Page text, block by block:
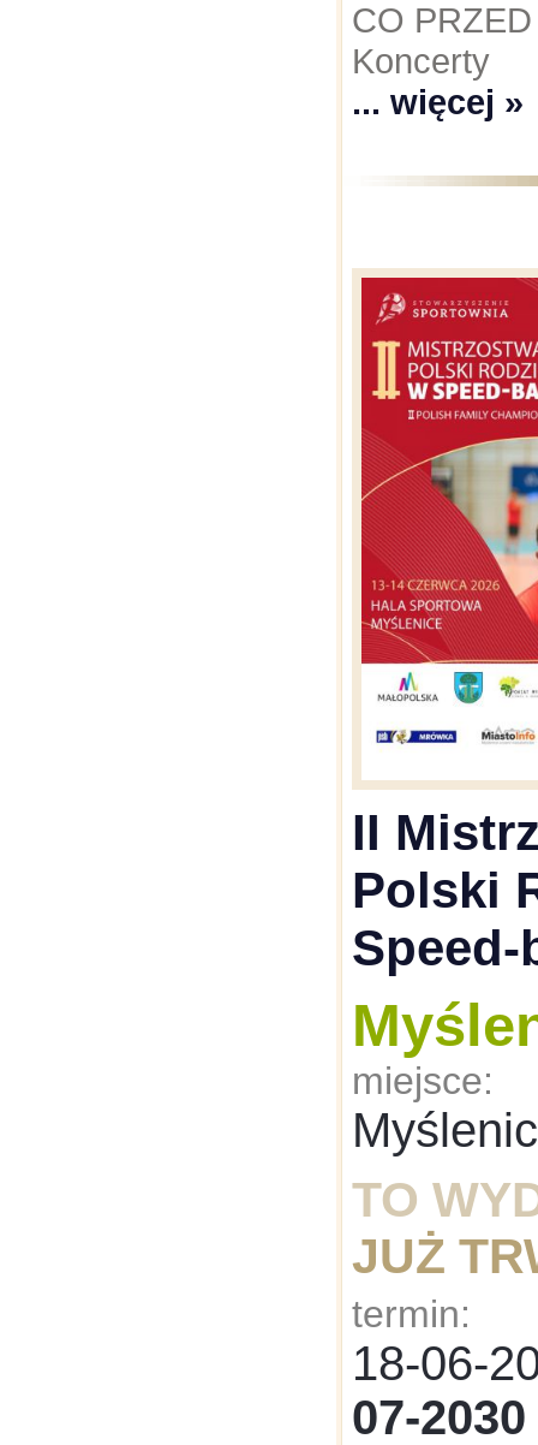
CO
... więcej »
II
Polski
miejsce:
TO
JUŻ
termin:
18-06-
07-2030